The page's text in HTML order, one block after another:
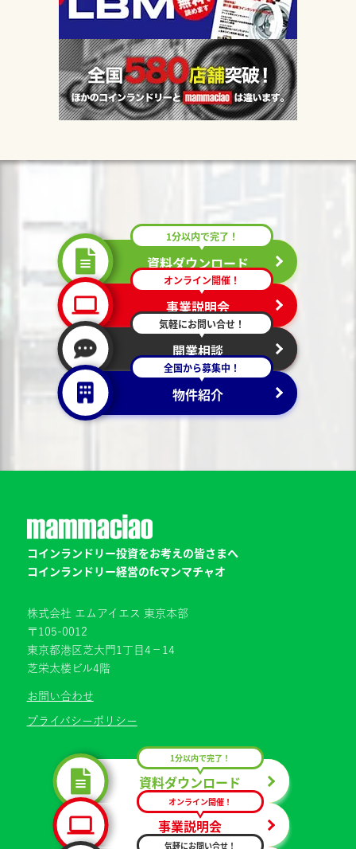
資料ダウンロード
1分以内で完了！
事業説明会
オンライン開催！
開業相談
気軽にお問い合せ！
物件紹介
全国から募集中！
コインランドリー投資をお考えの皆さまへ
コインランドリー経営のfcマンマチャオ
株式会社 エムアイエス 東京本部
〒105-0012
東京都港区芝大門1丁目4−14
芝栄太楼ビル4階
お問い合わせ
プライバシーポリシー
資料ダウンロード
1分以内で完了！
事業説明会
オンライン開催！
気軽にお問い合せ！